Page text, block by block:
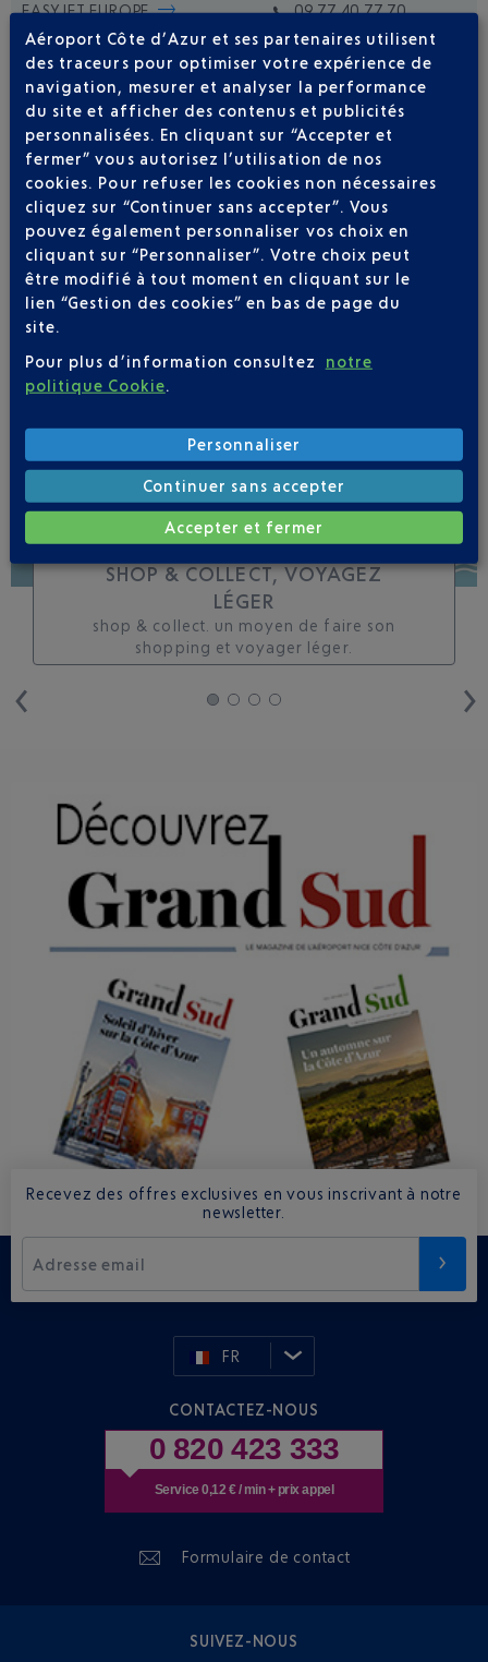
EASYJET EUROPE 09 77 40 77 70
Soyez notifié(e) de
toutes les évolutions
pour ce vol
SHOP & COLLECT, VOYAGEZ
LÉGER
shop & collect. un moyen de faire son
shopping et voyager léger.
Recevez des offres exclusives en vous inscrivant à notre
newsletter.
Adresse email
FR
CONTACTEZ-NOUS
0 820 423 333
Service 0,12 € / min + prix appel
Formulaire de contact
SUIVEZ-NOUS
Aéroport Côte d’Azur et ses partenaires utilisent
des traceurs pour optimiser votre expérience de
navigation, mesurer et analyser la performance
du site et afficher des contenus et publicités
personnalisées. En cliquant sur “Accepter et
fermer” vous autorisez l’utilisation de nos
cookies. Pour refuser les cookies non nécessaires
cliquez sur “Continuer sans accepter”. Vous
pouvez également personnaliser vos choix en
cliquant sur “Personnaliser”. Votre choix peut
être modifié à tout moment en cliquant sur le
lien “Gestion des cookies” en bas de page du
site.
Pour plus d’information consultez
notre
politique Cookie
Personnaliser
Continuer sans accepter
Accepter et fermer